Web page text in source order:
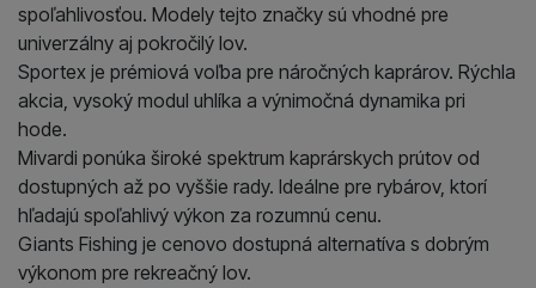
spoľahlivosťou. Modely tejto značky sú vhodné pre
univerzálny aj pokročilý lov.
Sportex je prémiová voľba pre náročných kaprárov. Rýchla
akcia, vysoký modul uhlíka a výnimočná dynamika pri
hode.
Mivardi ponúka široké spektrum kaprárskych prútov od
dostupných až po vyššie rady. Ideálne pre rybárov, ktorí
hľadajú spoľahlivý výkon za rozumnú cenu.
Giants Fishing je cenovo dostupná alternatíva s dobrým
výkonom pre rekreačný lov.